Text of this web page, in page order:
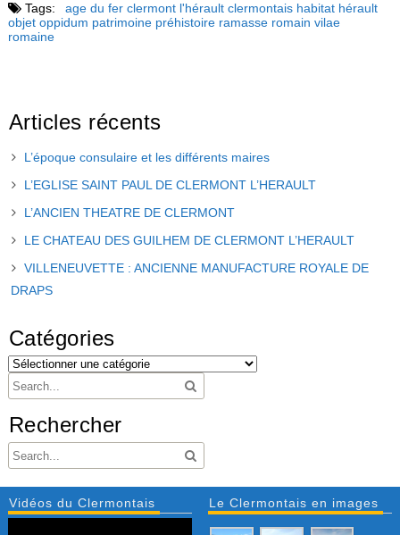
Tags:
age du fer clermont l'hérault clermontais habitat hérault
objet oppidum patrimoine préhistoire ramasse romain vilae
romaine
Articles récents
L’époque consulaire et les différents maires
L’EGLISE SAINT PAUL DE CLERMONT L’HERAULT
L’ANCIEN THEATRE DE CLERMONT
LE CHATEAU DES GUILHEM DE CLERMONT L’HERAULT
VILLENEUVETTE : ANCIENNE MANUFACTURE ROYALE DE
DRAPS
Catégories
Rechercher
Vidéos du Clermontais
Le Clermontais en images